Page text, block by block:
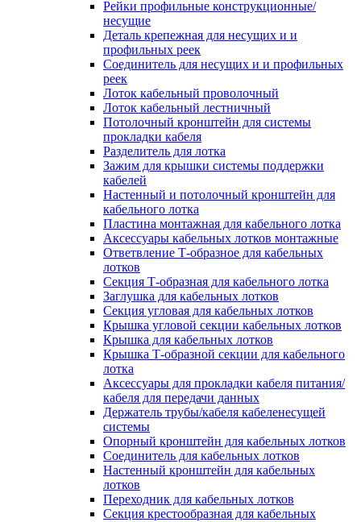
Рейки профильные конструкционные/
несущие
Деталь крепежная для несущих и и
профильных реек
Соединитель для несущих и и профильных
реек
Лоток кабельный проволочный
Лоток кабельный лестничный
Потолочный кронштейн для системы
прокладки кабеля
Разделитель для лотка
Зажим для крышки системы поддержки
кабелей
Настенный и потолочный кронштейн для
кабельного лотка
Пластина монтажная для кабельного лотка
Аксессуары кабельных лотков монтажные
Ответвление Т-образное для кабельных
лотков
Секция Т-образная для кабельного лотка
Заглушка для кабельных лотков
Секция угловая для кабельных лотков
Крышка угловой секции кабельных лотков
Крышка для кабельных лотков
Крышка Т-образной секции для кабельного
лотка
Аксессуары для прокладки кабеля питания/
кабеля для передачи данных
Держатель трубы/кабеля кабеленесущей
системы
Опорный кронштейн для кабельных лотков
Соединитель для кабельных лотков
Настенный кронштейн для кабельных
лотков
Переходник для кабельных лотков
Секция крестообразная для кабельных